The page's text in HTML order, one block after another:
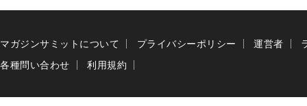
マガジンサミットについて プライバシーポリシー 運営者
各種問い合わせ
利用規約